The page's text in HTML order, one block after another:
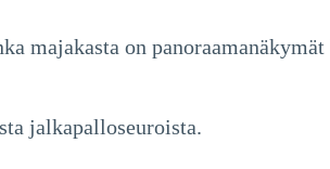
majakasta on
jalkapalloseuroista.